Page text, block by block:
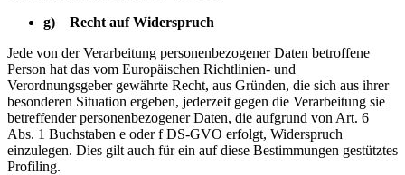
g) Recht auf Widerspruch
Jede von der Verarbeitung personenbezogener Daten betroffene
Person hat das vom Europäischen Richtlinien- und
Verordnungsgeber gewährte Recht, aus Gründen, die sich aus ihrer
besonderen Situation ergeben, jederzeit gegen die Verarbeitung sie
betreffender personenbezogener Daten, die aufgrund von Art. 6
Abs. 1 Buchstaben e oder f DS-GVO erfolgt, Widerspruch
einzulegen. Dies gilt auch für ein auf diese Bestimmungen gestütztes
Profiling.